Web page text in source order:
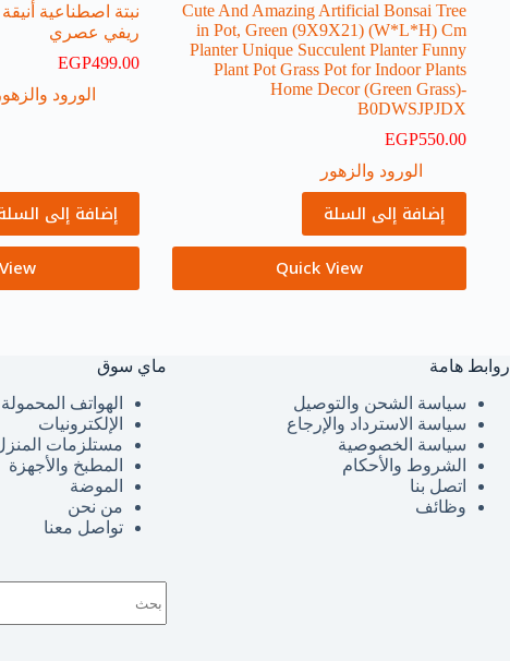
Cute And Amazing Artificial Bonsai Tree
in Pot, Green (9X9X21) (W*L*H) Cm
Planter Unique Succulent Planter Funny
Plant Pot Grass Pot for Indoor Plants
Home Decor (Green Grass)-
B0DWSJPJDX
EGP550.00
الورود والزهور
إضافة إلى السلة
Quick View
نبتة اصطناعية
ريفي عصري
EGP499.00
الورود والزهور
إضافة إلى
روابط هامة
سياسة الشحن والتوصيل
سياسة الاسترداد والإرجاع
سياسة الخصوصية
الشروط والأحكام
اتصل بنا
وظائف
ماي سوق
الهواتف المحمولة
الإلكترونيات
مستلزمات
المطبخ والأجهزة
الموضة
من نحن
تواصل معنا
توجد